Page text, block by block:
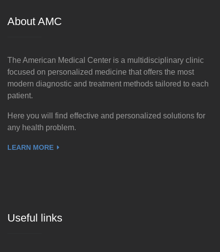
About AMC
The American Medical Center is a multidisciplinary clinic
focused on personalized medicine that offers the most
modern diagnostic and treatment methods tailored to each
patient.
Here you will find effective and personalized solutions for
any health problem.
LEARN MORE
Useful links